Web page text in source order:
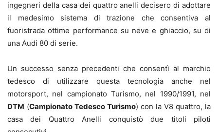
ingegneri della casa dei quattro anelli decisero di adottare
il medesimo sistema di trazione che consentiva al
fuoristrada ottime performance su neve e ghiaccio, su di
una Audi 80 di serie.
Un successo senza precedenti che consentì al marchio
tedesco di utilizzare questa tecnologia anche nel
motorsport, nel campionato Turismo, nel 1990/1991, nel
DTM (Campionato Tedesco Turismo) con la V8 quattro, la
casa dei Quattro Anelli conquistò due titoli piloti